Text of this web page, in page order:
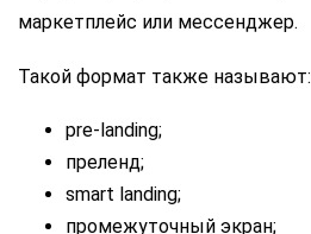
маркетплейс или мессенджер.
Такой формат также называют:
pre-landing;
преленд;
smart landing;
промежуточный экран;